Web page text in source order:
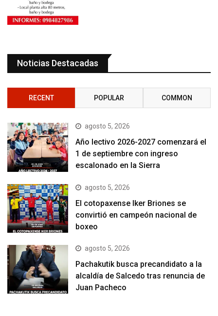
Noticias Destacadas
RECENT POPULAR COMMON
agosto 5, 2026
Año lectivo 2026-2027 comenzará el
1 de septiembre con ingreso
escalonado en la Sierra
agosto 5, 2026
El cotopaxense Iker Briones se
convirtió en campeón nacional de
boxeo
agosto 5, 2026
Pachakutik busca precandidato a la
alcaldía de Salcedo tras renuncia de
Juan Pacheco